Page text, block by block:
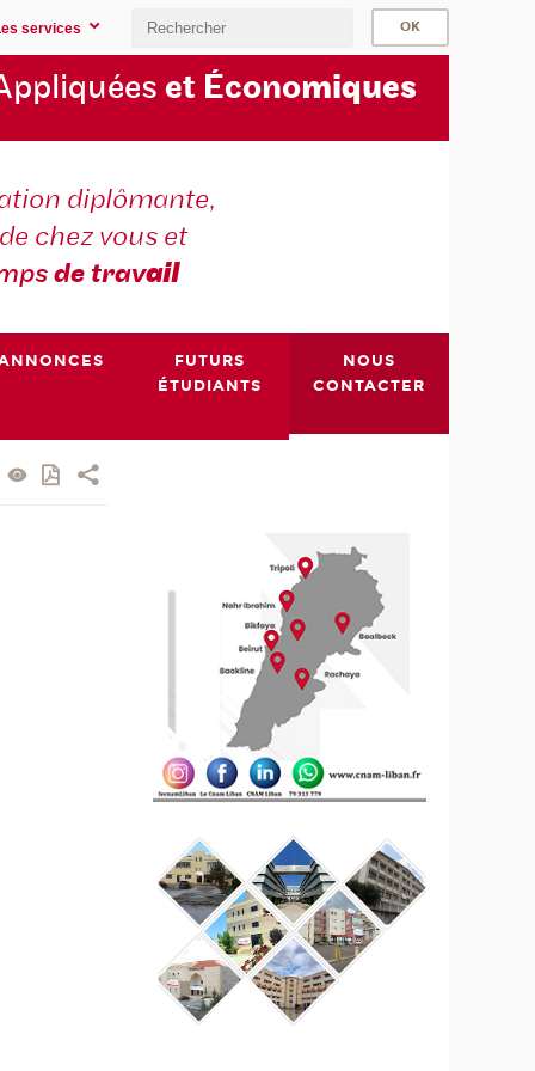
services
et Économiques
diplômante,
chez vous et
de travail
FUTURS
ÉTUDIANTS
NOUS
CONTACTER